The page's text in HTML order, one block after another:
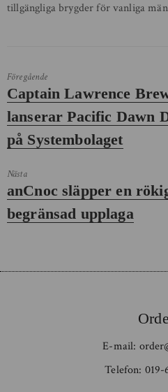
tillgängliga brygder för vanliga
Föregående
Föregående
inlägg:
Captain Lawrence
lanserar Pacific Dawn
på Systembolaget
Nästa
Nästa
inlägg:
anCnoc släpper en
begränsad upplaga
E-mail:
Telefon: 019-